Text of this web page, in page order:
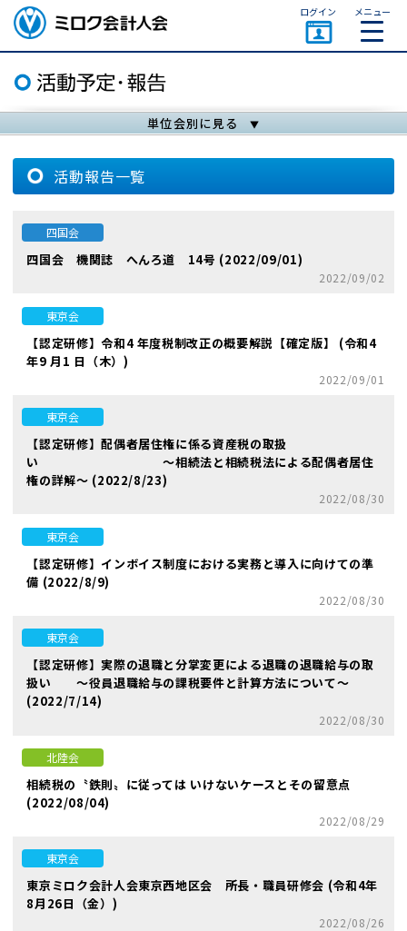
ミロク会計人会 MIROKU
ACCOUNTING PERSON
ASSOCIATION
ログイン メニュー
単位会別に見る
活動報告一覧
四国会
四国会 機関誌 へんろ道 14号 (2022/09/01)
2022/09/02
東京会
【認定研修】令和4 年度税制改正の概要解説【確定版】 (令和4
年9 月1 日（木）)
2022/09/01
東京会
【認定研修】配偶者居住権に係る資産税の取扱
い ～相続法と相続税法による配偶者居住
権の詳解～ (2022/8/23)
2022/08/30
東京会
【認定研修】インボイス制度における実務と導入に向けての準
備 (2022/8/9)
2022/08/30
東京会
【認定研修】実際の退職と分掌変更による退職の退職給与の取
扱い ～役員退職給与の課税要件と計算方法について～
(2022/7/14)
2022/08/30
北陸会
相続税の〝鉄則〟に従っては いけないケースとその留意点
(2022/08/04)
2022/08/29
東京会
東京ミロク会計人会東京西地区会 所長・職員研修会 (令和4年
8月26日（金）)
2022/08/26